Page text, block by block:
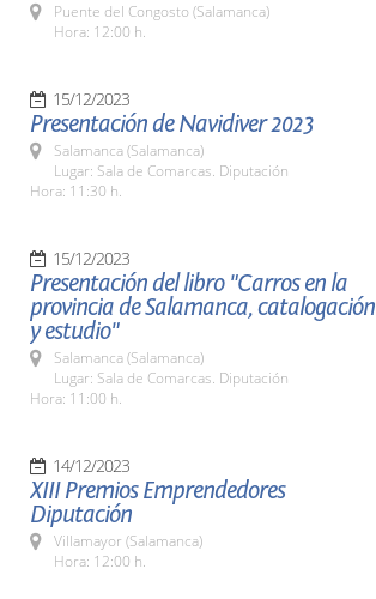
Puente del Congosto (Salamanca)
Hora: 12:00 h.
15/12/2023
Presentación de Navidiver 2023
Salamanca (Salamanca)
Lugar: Sala de Comarcas. Diputación
Hora: 11:30 h.
15/12/2023
Presentación del libro "Carros en la
provincia de Salamanca, catalogación
y estudio"
Salamanca (Salamanca)
Lugar: Sala de Comarcas. Diputación
Hora: 11:00 h.
14/12/2023
XIII Premios Emprendedores
Diputación
Villamayor (Salamanca)
Hora: 12:00 h.